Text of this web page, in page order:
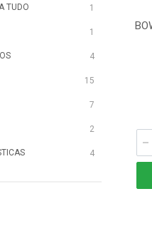
TUDO 1
1
4
15
7
2
4